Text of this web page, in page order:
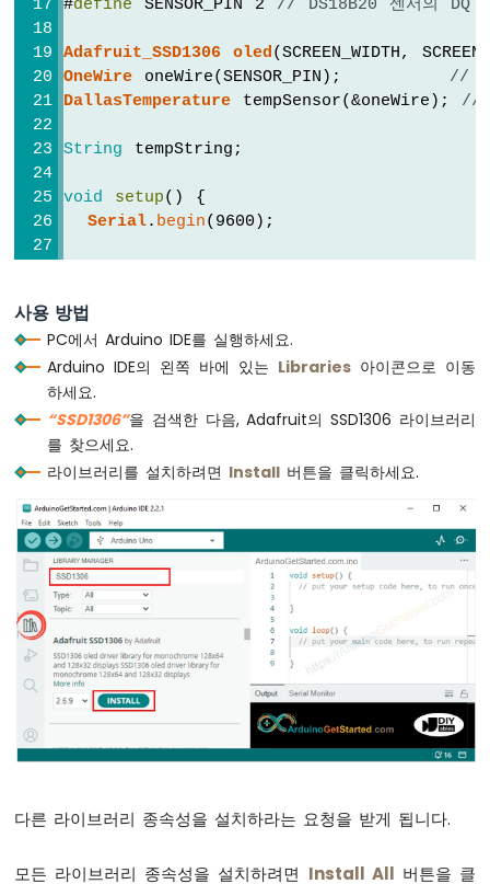
RGB
호
등
이
-
튼
아
두
이
노
-
버
벗
싱
두
이
-
#define SENSOR_PIN 2 // DS18B20 센서의 DQ
Adafruit_SSD1306 oled(SCREEN_WIDTH,
OneWire oneWire(SENSOR_PIN); //
DallasTemperature tempSensor(&oneWire); //
String tempString;
void setup() {
Serial. begin(9600);
while (true);
  }
delay(2000); // 초기화를 위해 기
oled.
oled.setTextColor
// 텍스트
oled.setCursor(0, 10); // 디스플
  tempSensor.
(); // 센서 초기화
  tempString.reserve(10);
// String 사용시
void loop() {
  tempSensor.
requestTemperatures
float tempCelsius = tempSensor.
  oledDisplayCenter(tempString);
사용 방법
PC에서 Arduino IDE를 실행하세요.
Arduino IDE의 왼쪽 바에 있는 Libraries아이콘으로 이동
하세요.
“SSD1306”을 검색한 다음, Adafruit의 SSD1306 라이브러리
를 찾으세요.
라이브러리를 설치하려면 Install 버튼을 클릭하세요.
다른 라이브러리 종속성을 설치하라는 요청을 받게 됩니다.
모든 라이브러리 종속성을 설치하려면 Install All 버튼을 클